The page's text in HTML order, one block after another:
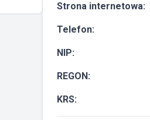
Strona internetowa:
Telefon:
NIP:
REGON:
KRS: